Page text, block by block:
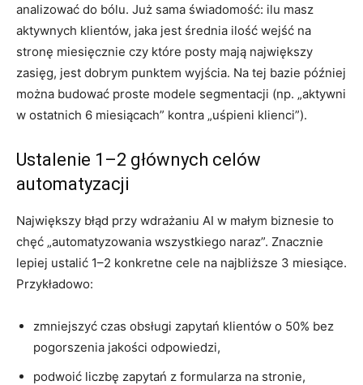
analizować do bólu. Już sama świadomość: ilu masz
aktywnych klientów, jaka jest średnia ilość wejść na
stronę miesięcznie czy które posty mają największy
zasięg, jest dobrym punktem wyjścia. Na tej bazie później
można budować proste modele segmentacji (np. „aktywni
w ostatnich 6 miesiącach” kontra „uśpieni klienci”).
Ustalenie 1–2 głównych celów
automatyzacji
Największy błąd przy wdrażaniu AI w małym biznesie to
chęć „automatyzowania wszystkiego naraz”. Znacznie
lepiej ustalić 1–2 konkretne cele na najbliższe 3 miesiące.
Przykładowo:
zmniejszyć czas obsługi zapytań klientów o 50% bez
pogorszenia jakości odpowiedzi,
podwoić liczbę zapytań z formularza na stronie,